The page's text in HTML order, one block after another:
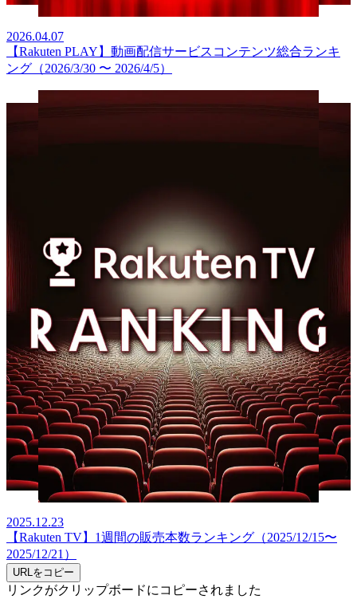
2026.04.07
【Rakuten PLAY】動画配信サービスコンテンツ総合ランキ
ング（2026/3/30 〜 2026/4/5）
2025.12.23
【Rakuten TV】1週間の販売本数ランキング（2025/12/15〜
2025/12/21）
URLをコピー
リンクがクリップボードにコピーされました